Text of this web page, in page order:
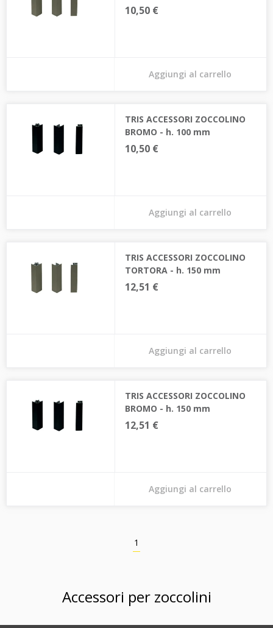
10,50 €
Aggiungi al carrello
TRIS ACCESSORI ZOCCOLINO
BROMO - h. 100 mm
10,50 €
Aggiungi al carrello
TRIS ACCESSORI ZOCCOLINO
TORTORA - h. 150 mm
12,51 €
Aggiungi al carrello
TRIS ACCESSORI ZOCCOLINO
BROMO - h. 150 mm
12,51 €
Aggiungi al carrello
1
Accessori per zoccolini